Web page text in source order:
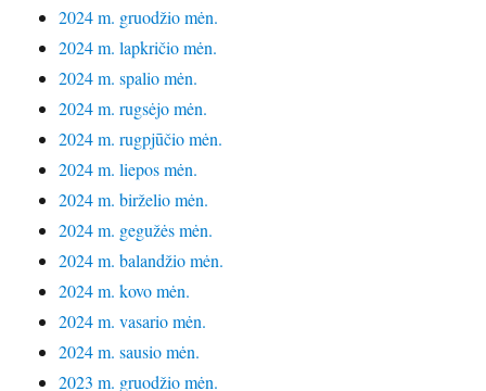
2024 m. gruodžio mėn.
2024 m. lapkričio mėn.
2024 m. spalio mėn.
2024 m. rugsėjo mėn.
2024 m. rugpjūčio mėn.
2024 m. liepos mėn.
2024 m. birželio mėn.
2024 m. gegužės mėn.
2024 m. balandžio mėn.
2024 m. kovo mėn.
2024 m. vasario mėn.
2024 m. sausio mėn.
2023 m. gruodžio mėn.